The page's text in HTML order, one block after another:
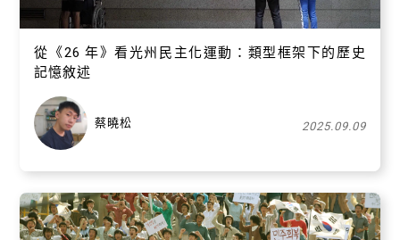
從《26 年》看光州民主化運動：類型框架下的歷史
記憶敘述
蔡曉松 2025.09.09